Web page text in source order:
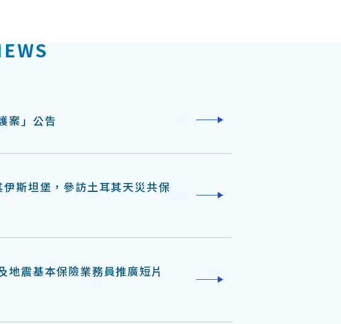
案」公告
斯坦堡，參訪土耳其天災共保
地震基本保險業務員推廣短片